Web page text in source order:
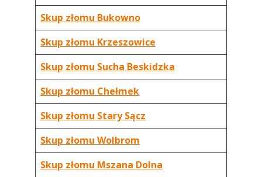
Skup złomu Bukowno
Skup złomu Krzeszowice
Skup złomu Sucha Beskidzka
Skup złomu Chełmek
Skup złomu Stary Sącz
Skup złomu Wolbrom
Skup złomu Mszana Dolna